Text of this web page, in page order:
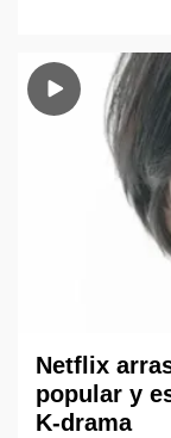
Netflix
popular y
K-drama